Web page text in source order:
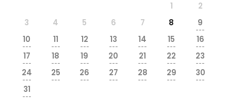
1
2
3
4 5 6 7 8 9
---
10
---
11
---
12
---
13
---
14
---
15
---
16
---
17
---
18
---
19
---
20
---
21
---
22
---
23
---
24
---
25
---
26
---
27
---
28
---
29
---
30
---
31
---